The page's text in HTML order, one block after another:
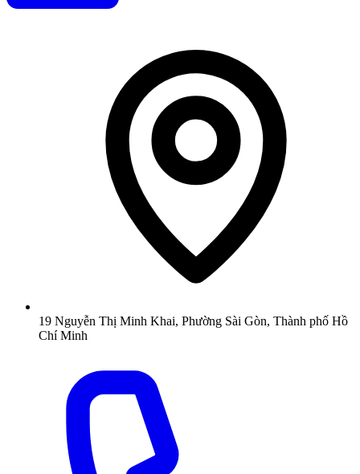
19 Nguyễn Thị Minh Khai, Phường Sài Gòn, Thành phố Hồ
Chí Minh